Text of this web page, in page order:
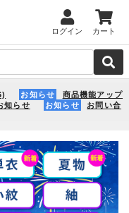
ログイン カート
お知らせ
商品機能アップ
知らせ お知らせ
お問い合